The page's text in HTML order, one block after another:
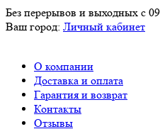
Без перерывов и выходных с
Ваш город: Личный кабинет
О компании
Доставка и оплата
Гарантия и возврат
Контакты
Отзывы